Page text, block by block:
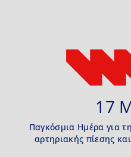
17
Παγκόσμια Ημέρα για
αρτηριακής πίεσης